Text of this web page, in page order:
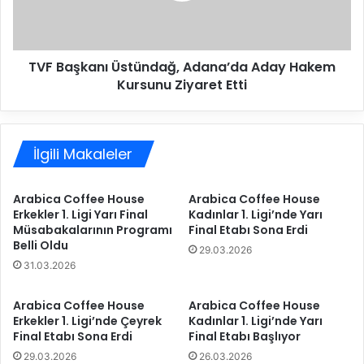
d
o
ğ
u
y
o
l
a
ı
k
ı
y
n
n
d
ğ
,
A
d
a
a
’
d
a
TVF Başkanı Üstündağ, Adana’da Aday Hakem
Kursunu Ziyaret Etti
İlgili Makaleler
Arabica Coffee House
Erkekler 1. Ligi Yarı Final
Müsabakalarının Programı
Belli Oldu
31.03.2026
Arabica Coffee House
Kadınlar 1. Ligi’nde Yarı
Final Etabı Sona Erdi
29.03.2026
Arabica Coffee House
Erkekler 1. Ligi’nde Çeyrek
Final Etabı Sona Erdi
29.03.2026
Arabica Coffee House
Kadınlar 1. Ligi’nde Yarı
Final Etabı Başlıyor
26.03.2026